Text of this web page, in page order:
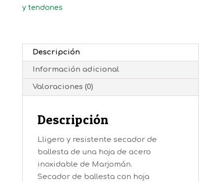
y tendones
Descripción
Información adicional
Valoraciones (0)
Descripción
Lligero y resistente secador de
ballesta de una hoja de acero
inoxidable de Marjomán.
Secador de ballesta con hoja